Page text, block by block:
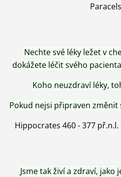
Nechte své léky ležet v
dokážete léčit svého
Koho neuzdraví léky,
Pokud nejsi připraven
Hippocrates 460 - 377 př.n.l.
Jsme tak živí a zdraví, jako